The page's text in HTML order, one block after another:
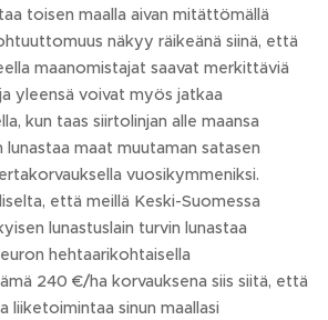
toisen maalla aivan mitättömällä
näkyy räikeänä siinä, että
maanomistajat saavat merkittäviä
yleensä voivat myös jatkaa
kun taas siirtolinjan alle maansa
maat muutaman satasen
vuosikymmeniksi.
että meillä Keski-Suomessa
lunastuslain turvin lunastaa
hehtaarikohtaisella
240 €/ha korvauksena siis siitä, että
sinun maallasi